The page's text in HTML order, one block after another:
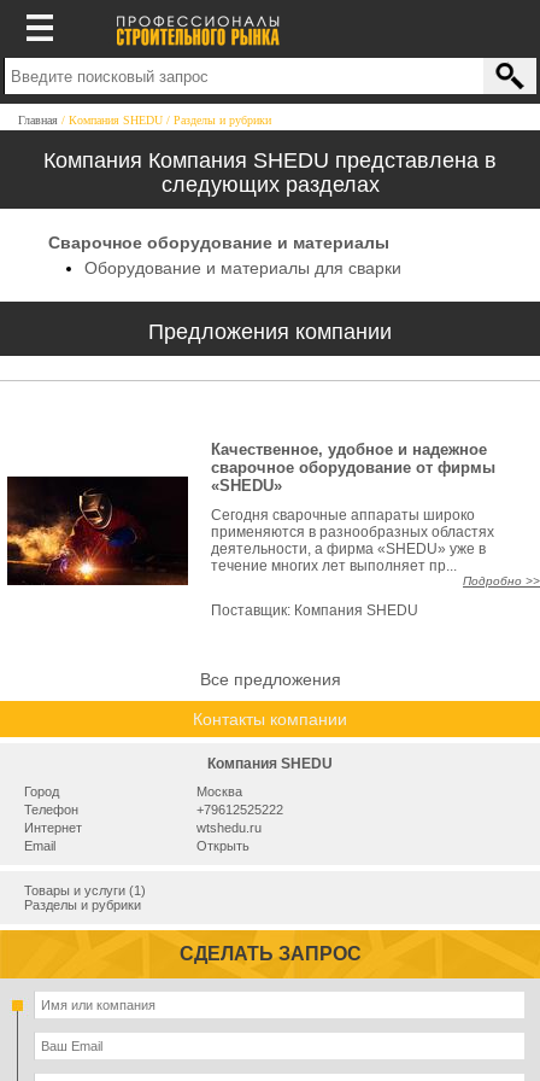
Главная Компания SHEDU Разделы и рубрики
Компания Компания SHEDU представлена в
следующих разделах
Сварочное оборудование и материалы
Оборудование и материалы для сварки
Предложения компании
Качественное, удобное и надежное
сварочное оборудование от фирмы
«SHEDU»
Сегодня сварочные аппараты широко
применяются в разнообразных областях
деятельности, а фирма «SHEDU» уже в
течение многих лет выполняет пр...
Подробно >>
Поставщик: Компания SHEDU
Все предложения
Контакты компании
Компания SHEDU
Город
Москва
Телефон
+79612525222
Интернет
wtshedu.ru
Email
Открыть
Товары и услуги (1)
Разделы и рубрики
СДЕЛАТЬ ЗАПРОС